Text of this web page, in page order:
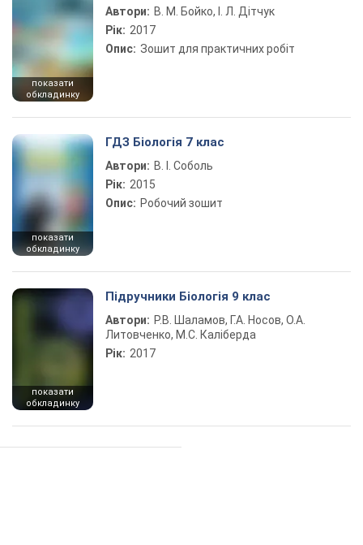
показати
обкладинку
Автори: В. М. Бойко, І. Л. Дітчук
Рік: 2017
Опис: Зошит для практичних робіт
показати
обкладинку
ГДЗ Біологія 7 клас
Автори: В. І. Соболь
Рік: 2015
Опис: Робочий зошит
показати
обкладинку
Підручники Біологія 9 клас
Автори: Р.В. Шаламов, Г.А. Носов, О.А.
Литовченко, М.С. Каліберда
Рік: 2017